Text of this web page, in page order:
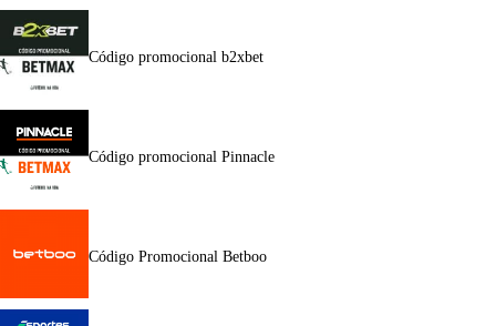
Código promocional b2xbet
Código promocional Pinnacle
Código Promocional Betboo